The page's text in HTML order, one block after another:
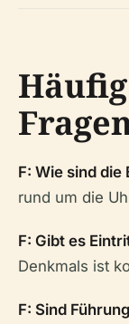
F: Wie sind
rund um die
F: Gibt es
Denkmals ist
F: Sind